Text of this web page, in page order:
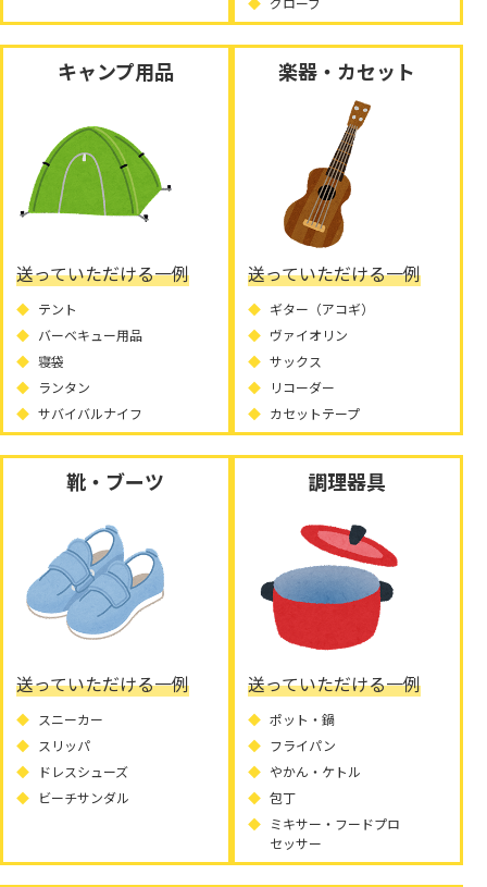
キャンプ用品
送っていただける一例
テント
バーベキュー用品
寝袋
ランタン
サバイバルナイフ
楽器・カセット
送っていただける一例
ギター（アコギ）
ヴァイオリン
サックス
リコーダー
カセットテープ
靴・ブーツ
送っていただける一例
スニーカー
スリッパ
ドレスシューズ
ビーチサンダル
調理器具
送っていただける一例
ポット・鍋
フライパン
やかん・ケトル
包丁
ミキサー・フードプロ
セッサー